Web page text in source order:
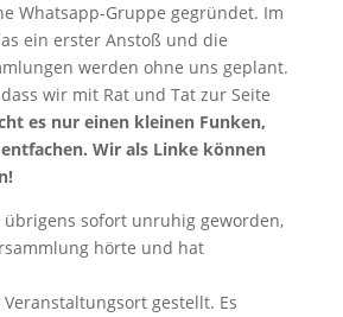
Whatsapp-Gruppe gegründet. Im
ein erster Anstoß und die
werden ohne uns geplant.
wir mit Rat und Tat zur Seite
es nur einen kleinen Funken,
Wir als Linke können
übrigens sofort unruhig geworden,
hörte und hat
gestellt. Es